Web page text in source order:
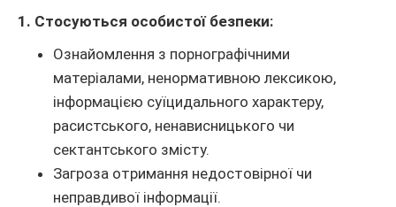
1. Стосуються особистої безпеки:
Ознайомлення з порнографічними
матеріалами, ненормативною лексикою,
інформацією суїцидального характеру,
расистського, ненависницького чи
сектантського змісту.
Загроза отримання недостовірної чи
неправдивої інформації.